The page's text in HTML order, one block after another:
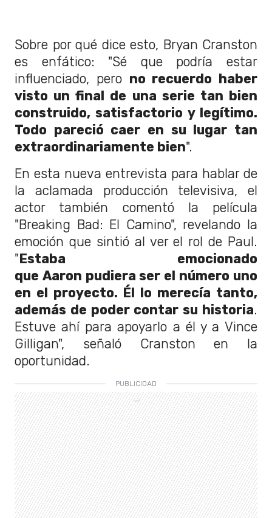
Sobre por qué dice esto, Bryan Cranston
es enfático: "Sé que podría estar
influenciado, pero no recuerdo haber
visto un final de una serie tan bien
construido, satisfactorio y legítimo.
Todo pareció caer en su lugar tan
extraordinariamente bien".
En esta nueva entrevista para hablar de
la aclamada producción televisiva, el
actor también comentó la película
"Breaking Bad: El Camino", revelando la
emoción que sintió al ver el rol de Paul.
"Estaba emocionado
que Aaron pudiera ser el número uno
en el proyecto. Él lo merecía tanto,
además de poder contar su historia.
Estuve ahí para apoyarlo a él y a Vince
Gilligan", señaló Cranston en la
oportunidad.